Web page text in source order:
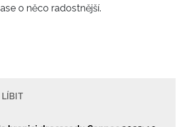
o něco radostnější.
LÍBIT